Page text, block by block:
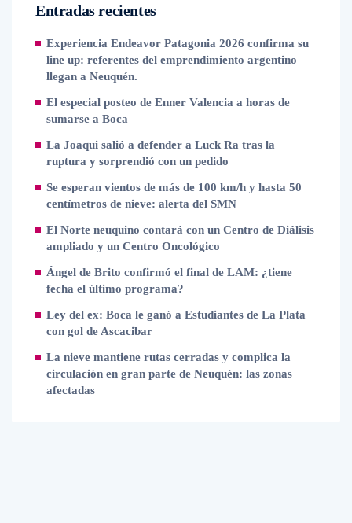
Entradas recientes
Experiencia Endeavor Patagonia 2026 confirma su
line up: referentes del emprendimiento argentino
llegan a Neuquén.
El especial posteo de Enner Valencia a horas de
sumarse a Boca
La Joaqui salió a defender a Luck Ra tras la
ruptura y sorprendió con un pedido
Se esperan vientos de más de 100 km/h y hasta 50
centímetros de nieve: alerta del SMN
El Norte neuquino contará con un Centro de Diálisis
ampliado y un Centro Oncológico
Ángel de Brito confirmó el final de LAM: ¿tiene
fecha el último programa?
Ley del ex: Boca le ganó a Estudiantes de La Plata
con gol de Ascacibar
La nieve mantiene rutas cerradas y complica la
circulación en gran parte de Neuquén: las zonas
afectadas